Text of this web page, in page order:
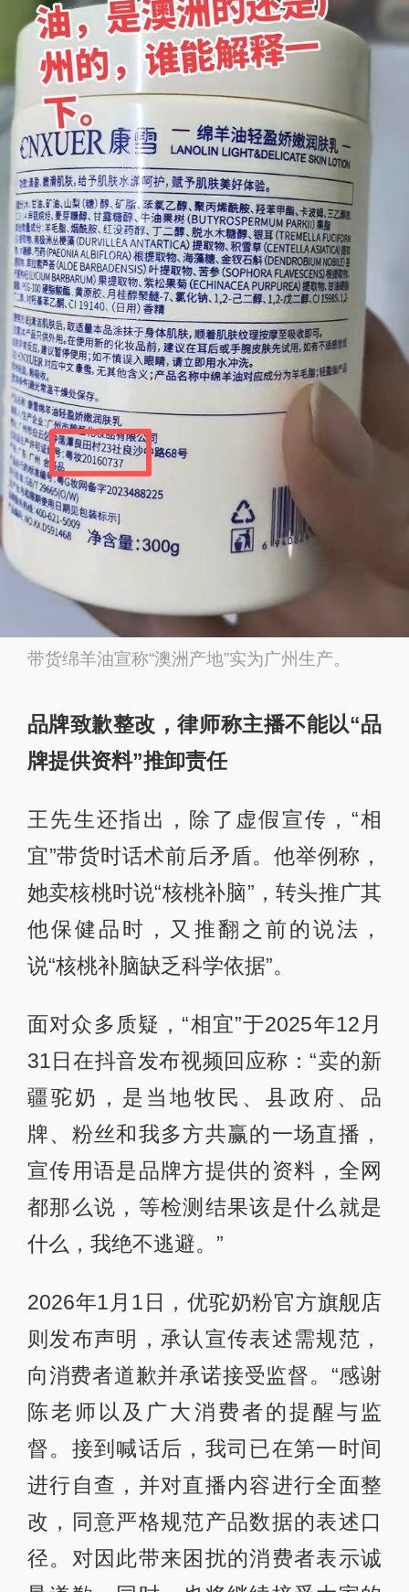
带货绵羊油宣称“澳洲产地”实为广州生产。
品牌致歉整改，律师称主播不能以“品
牌提供资料”推卸责任
王先生还指出，除了虚假宣传，“相
宜”带货时话术前后矛盾。他举例称，
她卖核桃时说“核桃补脑”，转头推广其
他保健品时，又推翻之前的说法，
说“核桃补脑缺乏科学依据”。
面对众多质疑，“相宜”于2025年12月
31日在抖音发布视频回应称：“卖的新
疆驼奶，是当地牧民、县政府、品
牌、粉丝和我多方共赢的一场直播，
宣传用语是品牌方提供的资料，全网
都那么说，等检测结果该是什么就是
什么，我绝不逃避。”
2026年1月1日，优驼奶粉官方旗舰店
则发布声明，承认宣传表述需规范，
向消费者道歉并承诺接受监督。“感谢
陈老师以及广大消费者的提醒与监
督。接到喊话后，我司已在第一时间
进行自查，并对直播内容进行全面整
改，同意严格规范产品数据的表述口
径。对因此带来困扰的消费者表示诚